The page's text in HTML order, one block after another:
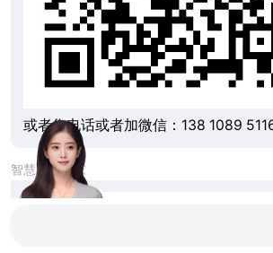
或者您电话或者加微信：138 1089
智慧养老专家